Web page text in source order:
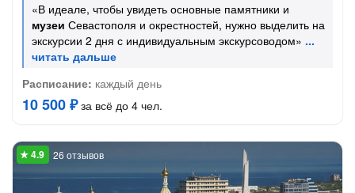
«В идеале, чтобы увидеть основные памятники и
музеи Севастополя и окрестностей, нужно выделить на
экскурсии 2 дня с индивидуальным экскурсоводом»
Расписание: каждый день
10 500 ₽за всё до 4 чел.
26 отзывов